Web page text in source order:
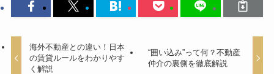
海外不動産との違い！日本
の賃貸ルールをわかりやす
く解説
“囲い込み”って何？不動産
仲介の裏側を徹底解説